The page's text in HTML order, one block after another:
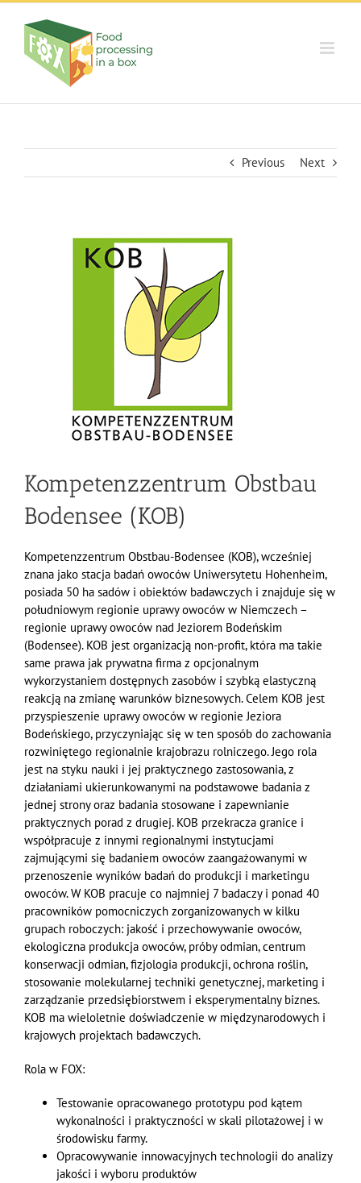
Skip
content
Previous Next
Kompetenzzentrum Obstbau
Bodensee (KOB)
Kompetenzzentrum Obstbau-Bodensee (KOB), wcześniej
znana jako stacja badań owoców Uniwersytetu Hohenheim,
posiada 50 ha sadów i obiektów badawczych i znajduje się w
południowym regionie uprawy owoców w Niemczech –
regionie uprawy owoców nad Jeziorem Bodeńskim
(Bodensee). KOB jest organizacją non-profit, która ma takie
same prawa jak prywatna firma z opcjonalnym
wykorzystaniem dostępnych zasobów i szybką elastyczną
reakcją na zmianę warunków biznesowych. Celem KOB jest
przyspieszenie uprawy owoców w regionie Jeziora
Bodeńskiego, przyczyniając się w ten sposób do zachowania
rozwiniętego regionalnie krajobrazu rolniczego. Jego rola
jest na styku nauki i jej praktycznego zastosowania, z
działaniami ukierunkowanymi na podstawowe badania z
jednej strony oraz badania stosowane i zapewnianie
praktycznych porad z drugiej. KOB przekracza granice i
współpracuje z innymi regionalnymi instytucjami
zajmującymi się badaniem owoców zaangażowanymi w
przenoszenie wyników badań do produkcji i marketingu
owoców. W KOB pracuje co najmniej 7 badaczy i ponad 40
pracowników pomocniczych zorganizowanych w kilku
grupach roboczych: jakość i przechowywanie owoców,
ekologiczna produkcja owoców, próby odmian, centrum
konserwacji odmian, fizjologia produkcji, ochrona roślin,
stosowanie molekularnej techniki genetycznej, marketing i
zarządzanie przedsiębiorstwem i eksperymentalny biznes.
KOB ma wieloletnie doświadczenie w międzynarodowych i
krajowych projektach badawczych.
Rola w FOX:
Testowanie opracowanego prototypu pod kątem
wykonalności i praktyczności w skali pilotażowej i w
środowisku farmy.
Opracowywanie innowacyjnych technologii do analizy
jakości i wyboru produktów